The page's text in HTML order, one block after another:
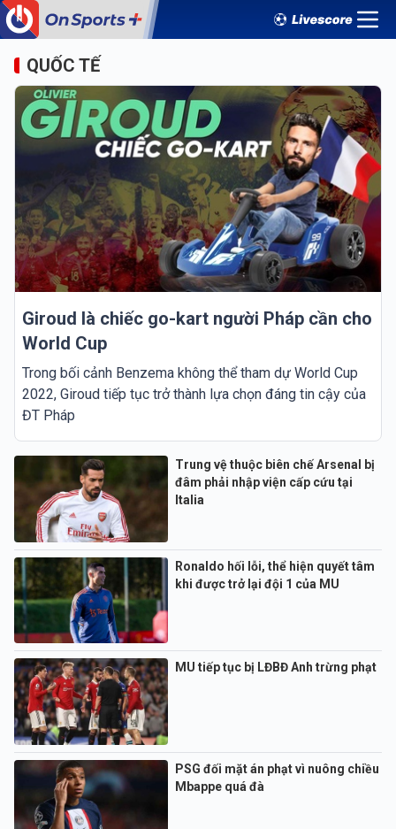
QUỐC TẾ
Giroud là chiếc go-kart người Pháp cần cho
World Cup
Trong bối cảnh Benzema không thể tham dự World Cup
2022, Giroud tiếp tục trở thành lựa chọn đáng tin cậy của
ĐT Pháp
Trung vệ thuộc biên chế Arsenal bị
đâm phải nhập viện cấp cứu tại
Italia
Ronaldo hối lỗi, thể hiện quyết tâm
khi được trở lại đội 1 của MU
MU tiếp tục bị LĐBĐ Anh trừng phạt
PSG đối mặt án phạt vì nuông chiều
Mbappe quá đà